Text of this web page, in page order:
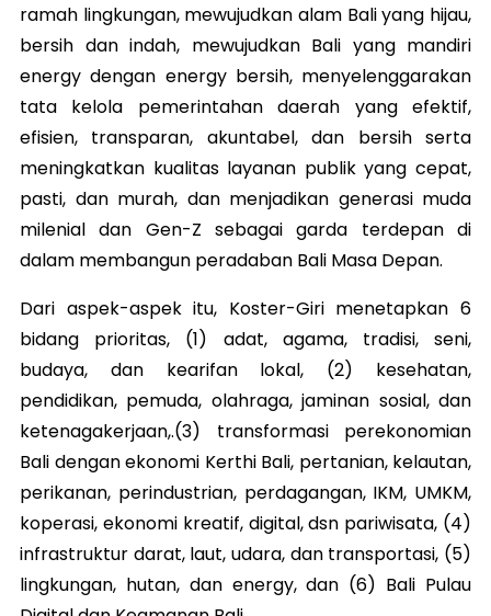
ramah lingkungan, mewujudkan alam Bali yang hijau,
bersih dan indah, mewujudkan Bali yang mandiri
energy dengan energy bersih, menyelenggarakan
tata kelola pemerintahan daerah yang efektif,
efisien, transparan, akuntabel, dan bersih serta
meningkatkan kualitas layanan publik yang cepat,
pasti, dan murah, dan menjadikan generasi muda
milenial dan Gen-Z sebagai garda terdepan di
dalam membangun peradaban Bali Masa Depan.
Dari aspek-aspek itu, Koster-Giri menetapkan 6
bidang prioritas, (1) adat, agama, tradisi, seni,
budaya, dan kearifan lokal, (2) kesehatan,
pendidikan, pemuda, olahraga, jaminan sosial, dan
ketenagakerjaan,.(3) transformasi perekonomian
Bali dengan ekonomi Kerthi Bali, pertanian, kelautan,
perikanan, perindustrian, perdagangan, IKM, UMKM,
koperasi, ekonomi kreatif, digital, dsn pariwisata, (4)
infrastruktur darat, laut, udara, dan transportasi, (5)
lingkungan, hutan, dan energy, dan (6) Bali Pulau